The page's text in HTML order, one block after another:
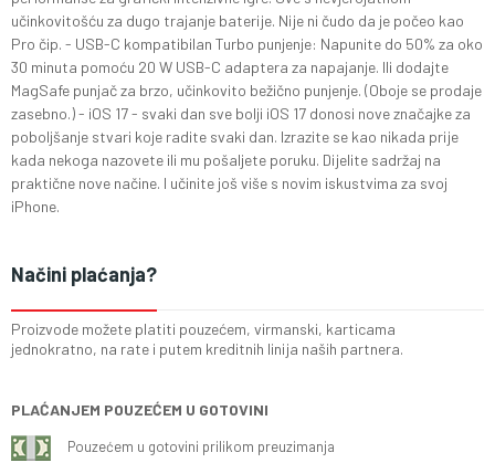
učinkovitošću za dugo trajanje baterije. Nije ni čudo da je počeo kao
Pro čip. - USB-C kompatibilan Turbo punjenje: Napunite do 50% za oko
30 minuta pomoću 20 W USB-C adaptera za napajanje. Ili dodajte
MagSafe punjač za brzo, učinkovito bežično punjenje. (Oboje se prodaje
zasebno.) - iOS 17 - svaki dan sve bolji iOS 17 donosi nove značajke za
poboljšanje stvari koje radite svaki dan. Izrazite se kao nikada prije
kada nekoga nazovete ili mu pošaljete poruku. Dijelite sadržaj na
praktične nove načine. I učinite još više s novim iskustvima za svoj
iPhone.
Načini plaćanja?
Proizvode možete platiti pouzećem, virmanski, karticama
jednokratno, na rate i putem kreditnih linija naših partnera.
PLAĆANJEM POUZEĆEM U GOTOVINI
Pouzećem u gotovini prilikom preuzimanja